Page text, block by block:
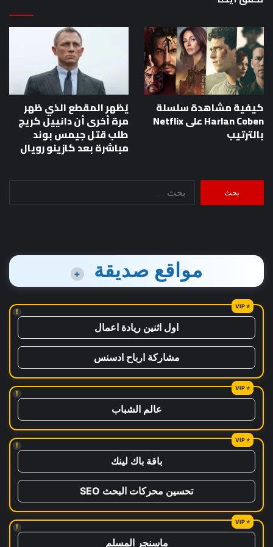
يُظهر المقطع الذي ظهر
مرة أخرى أن دانييل كريج
طلب قتل جيمس بوند
مباشرة بعد كازينو رويال
كيفية مشاهدة سلسلة
Harlan Coben على Netflix
بالترتيب
عن:
مواقع صديقة +
!
اول اثنين ريادة اعمال
مشاركة ارباح ادسنس
!
عالم الشباب
!
باقة باك لينك
تحسين محركات البحث SEO
!
ماسنجر المسلم